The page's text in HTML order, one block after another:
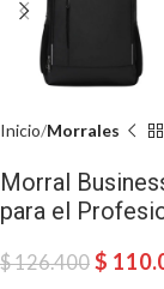
Inicio Morrales
Morral
para el
$126.400 $